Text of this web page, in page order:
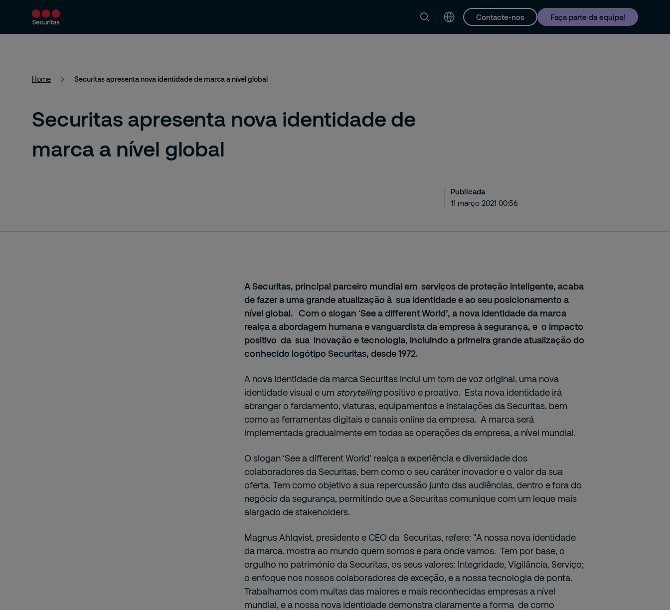
Contacte-nos Faça parte da equipa!
Produtos e Serviços Soluções de segurança Media e Insights Carreiras Contacto e Suporte
Home Securitas apresenta nova identidade de marca a nível global
Securitas apresenta nova identidade de
marca a nível global
Publicada
11 março 2021 00:56
A Securitas, principal parceiro mundial em serviços de proteção inteligente, acaba
de fazer a uma grande atualização à sua identidade e ao seu posicionamento a
nível global. Com o slogan ‘See a different World’,a nova identidade da marca
realça a abordagem humana e vanguardista da empresaà segurança, e o impacto
positivo da sua inovação e tecnologia, incluindo a primeira grande atualização do
conhecido logótipo Securitas, desde 1972.
A nova identidade da marca Securitas inclui um tom de voz original, uma nova
identidade visual e um storytellingpositivo e proativo. Esta nova identidade irá
abranger o fardamento, viaturas, equipamentos e instalações da Securitas, bem
como as ferramentas digitais e canais online da empresa. A marca será
implementada gradualmente em todas as operações da empresa, a nível mundial.
O slogan ‘See a different World’ realça a experiência e diversidade dos
colaboradores da Securitas, bem como o seu caráter inovador e o valor da sua
oferta. Tem como objetivo a sua repercussão junto das audiências, dentro e fora do
negócio da segurança, permitindo que a Securitas comunique com um leque mais
alargado de stakeholders.
Magnus Ahlqvist, presidente e CEO da Securitas, refere: "A nossa nova identidade
da marca, mostra ao mundo quem somos e para onde vamos. Tem por base, o
orgulho no património da Securitas, os seus valores: Integridade, Vigilância, Serviço;
o enfoque nos nossos colaboradores de exceção, e a nossa tecnologia de ponta.
Trabalhamos com muitas das maiores e mais reconhecidas empresas a nível
mundial, e a nossa nova identidade demonstra claramente a forma de como